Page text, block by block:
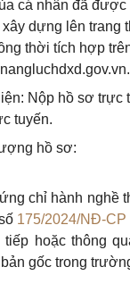
cá nhân đã
dựng lên trang
thời tích hợp
Nộp hồ sơ trực
tuyến.
hồ sơ:
chỉ hành nghề
175/2024/NĐ-CP
hoặc thông
gốc trong